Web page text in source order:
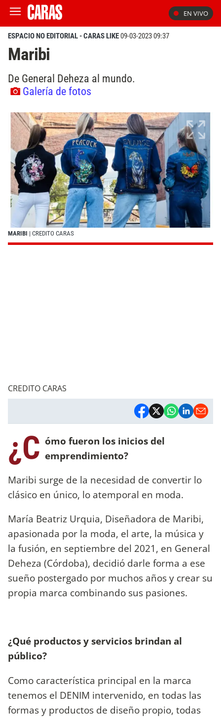
EN VIVO
ESPACIO NO EDITORIAL - CARAS LIKE09-03-2023 09:37
Maribi
De General Deheza al mundo.
Galería de fotos
MARIBI | CREDITO CARAS
CREDITO CARAS
¿C ómo fueron los inicios del
emprendimiento?
Maribi surge de la necesidad de convertir lo
clásico en único, lo atemporal en moda.
María Beatriz Urquia, Diseñadora de Maribi,
apasionada por la moda, el arte, la música y
la fusión, en septiembre del 2021, en General
Deheza (Córdoba), decidió darle forma a ese
sueño postergado por muchos años y crear su
propia marca combinando sus pasiones.
¿Qué productos y servicios brindan al
público?
Como característica principal en la marca
tenemos el DENIM intervenido, en todas las
formas y productos de diseño propio, todas